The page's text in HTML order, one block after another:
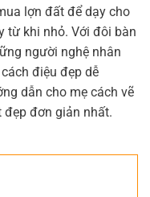
lợn đất để dạy cho
từ khi nhỏ. Với đôi bàn
người nghệ nhân
điệu đẹp dễ
dẫn cho mẹ cách vẽ
đẹp đơn giản nhất.